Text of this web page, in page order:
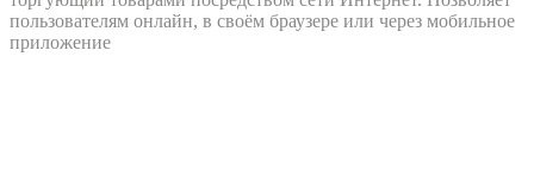
пользователям онлайн, в своём браузере или через мобильное
приложение